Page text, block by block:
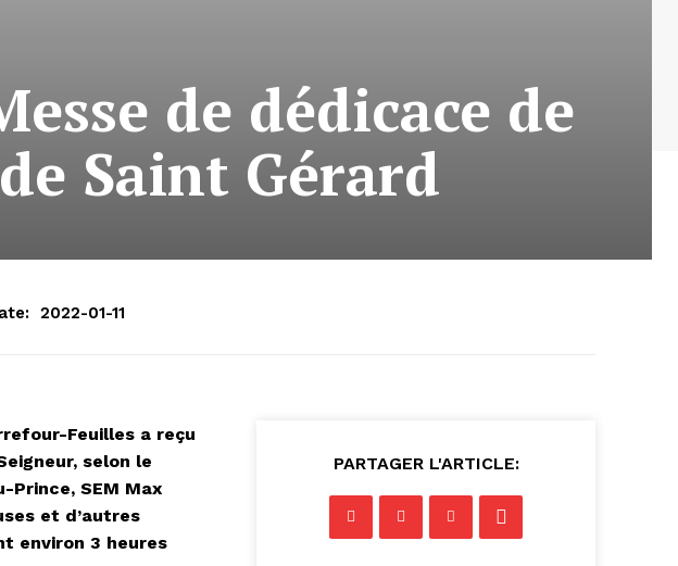
de dédicace de
Saint Gérard
2022-01-11
Feuilles a reçu
selon le
SEM Max
et d’autres
environ 3 heures
PARTAGER L'ARTICLE: